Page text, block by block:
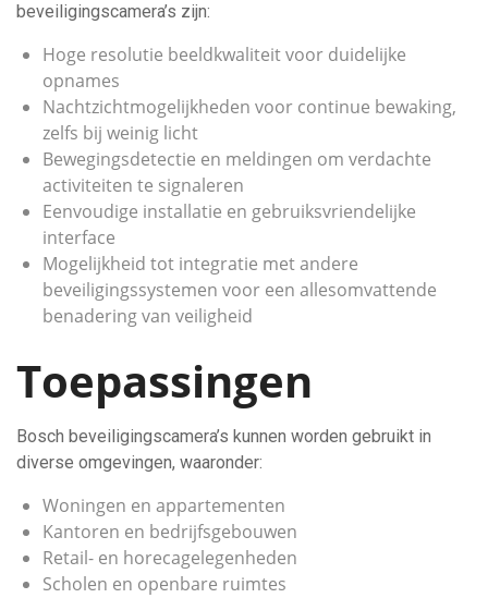
beveiligingscamera’s zijn:
Hoge resolutie beeldkwaliteit voor duidelijke
opnames
Nachtzichtmogelijkheden voor continue bewaking,
zelfs bij weinig licht
Bewegingsdetectie en meldingen om verdachte
activiteiten te signaleren
Eenvoudige installatie en gebruiksvriendelijke
interface
Mogelijkheid tot integratie met andere
beveiligingssystemen voor een allesomvattende
benadering van veiligheid
Toepassingen
Bosch beveiligingscamera’s kunnen worden gebruikt in
diverse omgevingen, waaronder:
Woningen en appartementen
Kantoren en bedrijfsgebouwen
Retail- en horecagelegenheden
Scholen en openbare ruimtes